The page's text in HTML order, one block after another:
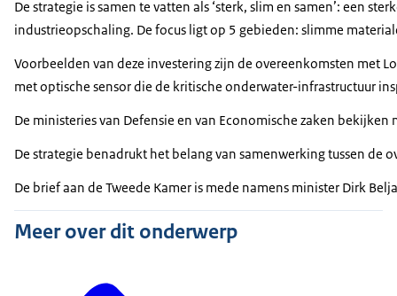
De strategie is samen te vatten als ‘sterk, slim en samen’: een
industrieopschaling. De focus ligt op 5 gebieden: slimme
Voorbeelden van deze investering zijn de overeenkomsten met
met optische sensor die de kritische onderwater-infrastructuur
De ministeries van Defensie en van Economische zaken
De strategie benadrukt het belang van samenwerking tussen
De brief aan de Tweede Kamer is mede namens minister Dirk
Meer over dit onderwerp